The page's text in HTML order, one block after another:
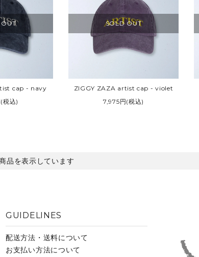
cap - navy
税込)
SOLD OUT
ZIGGY ZAZA artist cap - violet
7,975円(税込)
を表示しています
GUIDELINES
配送方法・送料について
お支払い方法について